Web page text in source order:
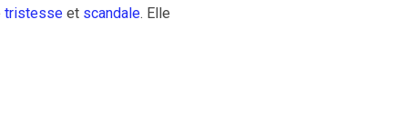
tristesse et scandale. Elle